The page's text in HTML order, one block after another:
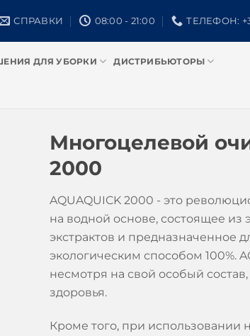
СПРАВКИ 08:00 - 21:00 ТЕЛЕФОН:
ДЛЯ УБОРКИ ДИСТРИБЬЮТОРЫ
Многоцелевой
2000
AQUAQUICK 2000 - это
на водной основе, состоящее из
экстрактов и предназначенное
экологическим способом 100%.
несмотря на свой особый
здоровья.
Кроме того, при использовании